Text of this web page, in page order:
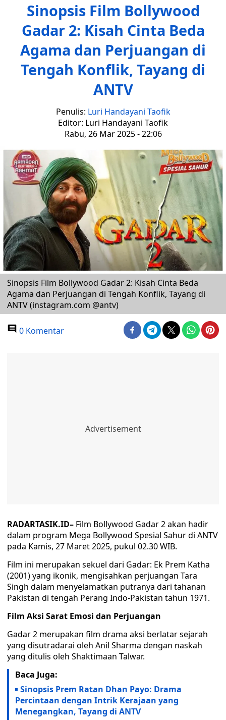
Sinopsis Film Bollywood
Gadar 2: Kisah Cinta Beda
Agama dan Perjuangan di
Tengah Konflik, Tayang di
ANTV
Penulis: Luri Handayani Taofik
Editor: Luri Handayani Taofik
Rabu, 26 Mar 2025 - 22:06
Sinopsis Film Bollywood Gadar 2: Kisah Cinta Beda
Agama dan Perjuangan di Tengah Konflik, Tayang di
ANTV (instagram.com @antv)
0 Komentar
RADARTASIK.ID– Film Bollywood Gadar 2 akan hadir
dalam program Mega Bollywood Spesial Sahur di ANTV
pada Kamis, 27 Maret 2025, pukul 02.30 WIB.
Film ini merupakan sekuel dari Gadar: Ek Prem Katha
(2001) yang ikonik, mengisahkan perjuangan Tara
Singh dalam menyelamatkan putranya dari tahanan
Pakistan di tengah Perang Indo-Pakistan tahun 1971.
Film Aksi Sarat Emosi dan Perjuangan
Gadar 2 merupakan film drama aksi berlatar sejarah
yang disutradarai oleh Anil Sharma dengan naskah
yang ditulis oleh Shaktimaan Talwar.
Baca Juga:
Sinopsis Prem Ratan Dhan Payo: Drama
Percintaan dengan Intrik Kerajaan yang
Menegangkan, Tayang di ANTV